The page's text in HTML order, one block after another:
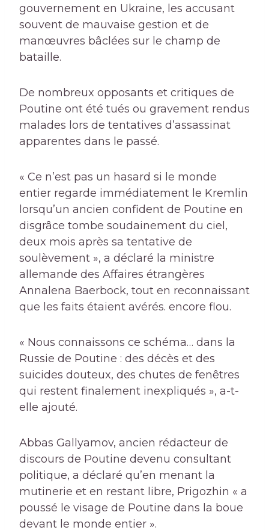
gouvernement en Ukraine, les accusant
souvent de mauvaise gestion et de
manœuvres bâclées sur le champ de
bataille.
De nombreux opposants et critiques de
Poutine ont été tués ou gravement rendus
malades lors de tentatives d’assassinat
apparentes dans le passé.
« Ce n’est pas un hasard si le monde
entier regarde immédiatement le Kremlin
lorsqu’un ancien confident de Poutine en
disgrâce tombe soudainement du ciel,
deux mois après sa tentative de
soulèvement », a déclaré la ministre
allemande des Affaires étrangères
Annalena Baerbock, tout en reconnaissant
que les faits étaient avérés. encore flou.
« Nous connaissons ce schéma… dans la
Russie de Poutine : des décès et des
suicides douteux, des chutes de fenêtres
qui restent finalement inexpliqués », a-t-
elle ajouté.
Abbas Gallyamov, ancien rédacteur de
discours de Poutine devenu consultant
politique, a déclaré qu’en menant la
mutinerie et en restant libre, Prigozhin « a
poussé le visage de Poutine dans la boue
devant le monde entier ».